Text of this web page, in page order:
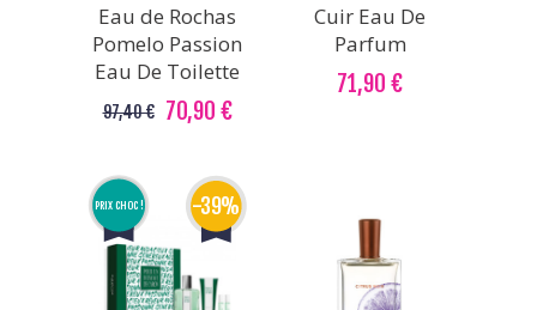
Eau de Rochas
Pomelo Passion
Eau De Toilette
97,40 € 70,90 €
Cuir Eau De
Parfum
71,90 €
PRIX CHOC ! -39%